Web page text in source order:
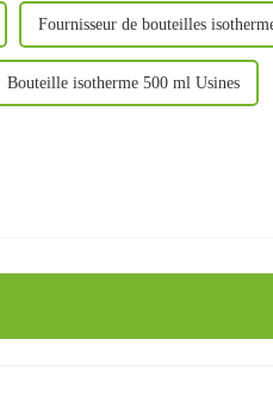
Fournisseur de bouteilles
Bouteille isotherme 500 ml Usines